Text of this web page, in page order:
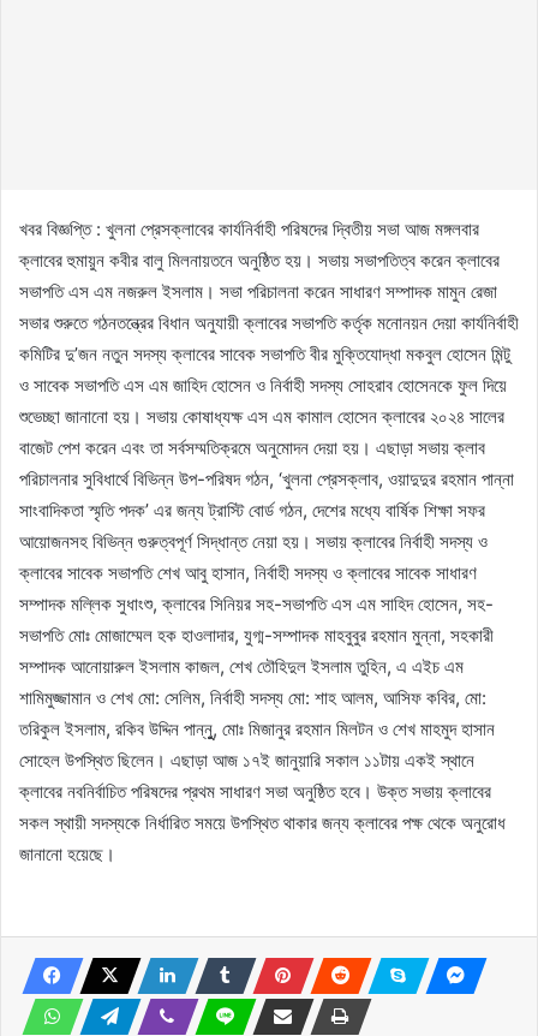
খবর বিজ্ঞপ্তি : খুলনা প্রেসক্লাবের কার্যনির্বাহী পরিষদের দ্বিতীয় সভা আজ মঙ্গলবার
ক্লাবের হুমায়ুন কবীর বালু মিলনায়তনে অনুষ্ঠিত হয়। সভায় সভাপতিত্ব করেন ক্লাবের
সভাপতি এস এম নজরুল ইসলাম। সভা পরিচালনা করেন সাধারণ সম্পাদক মামুন রেজা
সভার শুরুতে গঠনতন্ত্রের বিধান অনুযায়ী ক্লাবের সভাপতি কর্তৃক মনোনয়ন দেয়া কার্যনির্বাহী
কমিটির দু’জন নতুন সদস্য ক্লাবের সাবেক সভাপতি বীর মুক্তিযোদ্ধা মকবুল হোসেন মিন্টু
ও সাবেক সভাপতি এস এম জাহিদ হোসেন ও নির্বাহী সদস্য সোহরাব হোসেনকে ফুল দিয়ে
শুভেচ্ছা জানানো হয়। সভায় কোষাধ্যক্ষ এস এম কামাল হোসেন ক্লাবের ২০২৪ সালের
বাজেট পেশ করেন এবং তা সর্বসম্মতিক্রমে অনুমোদন দেয়া হয়। এছাড়া সভায় ক্লাব
পরিচালনার সুবিধার্থে বিভিন্ন উপ-পরিষদ গঠন, ‘খুলনা প্রেসক্লাব, ওয়াদুদুর রহমান পান্না
সাংবাদিকতা স্মৃতি পদক’ এর জন্য ট্রাস্টি বোর্ড গঠন, দেশের মধ্যে বার্ষিক শিক্ষা সফর
আয়োজনসহ বিভিন্ন গুরুত্বপূর্ণ সিদ্ধান্ত নেয়া হয়। সভায় ক্লাবের নির্বাহী সদস্য ও
ক্লাবের সাবেক সভাপতি শেখ আবু হাসান, নির্বাহী সদস্য ও ক্লাবের সাবেক সাধারণ
সম্পাদক মল্লিক সুধাংশু, ক্লাবের সিনিয়র সহ-সভাপতি এস এম সাহিদ হোসেন, সহ-
সভাপতি মোঃ মোজাম্মেল হক হাওলাদার, যুগ্ম-সম্পাদক মাহবুবুর রহমান মুন্না, সহকারী
সম্পাদক আনোয়ারুল ইসলাম কাজল, শেখ তৌহিদুল ইসলাম তুহিন, এ এইচ এম
শামিমুজ্জামান ও শেখ মো: সেলিম, নির্বাহী সদস্য মো: শাহ আলম, আসিফ কবির, মো:
তরিকুল ইসলাম, রকিব উদ্দিন পান্নুু, মোঃ মিজানুর রহমান মিলটন ও শেখ মাহমুদ হাসান
সোহেল উপস্থিত ছিলেন। এছাড়া আজ ১৭ই জানুয়ারি সকাল ১১টায় একই স্থানে
ক্লাবের নবনির্বাচিত পরিষদের প্রথম সাধারণ সভা অনুষ্ঠিত হবে। উক্ত সভায় ক্লাবের
সকল স্থায়ী সদস্যকে নির্ধারিত সময়ে উপস্থিত থাকার জন্য ক্লাবের পক্ষ থেকে অনুরোধ
জানানো হয়েছে।